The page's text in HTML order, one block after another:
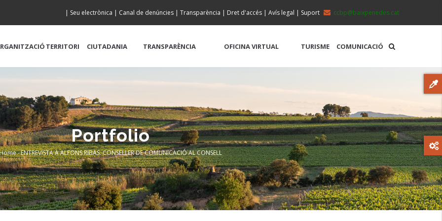
ccbp@baixpenedes.cat
| Seu electrònica | Canal de denúncies | Transparència | Dret d'accés | Avís legal | Suport
TERRITORI CIUTADANIA TRANSPARÈNCIA OFICINA VIRTUAL TURISME COMUNICACIÓ
Portfolio
-ENTREVISTA A ALFONS RIBAS. CONSELLER DE COMUNICACIÓ AL CONSELL